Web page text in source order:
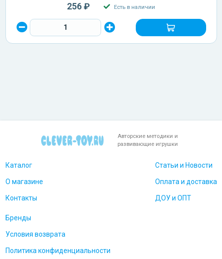
256 ₽ Есть в наличии
Авторские методики и
развивающие игрушки
Каталог
О магазине
Контакты
Статьи и Новости
Оплата и доставка
ДОУ и ОПТ
Бренды
Условия возврата
Политика конфиденциальности